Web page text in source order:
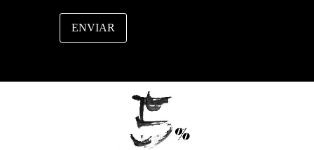
M
n
e
ENVIAR